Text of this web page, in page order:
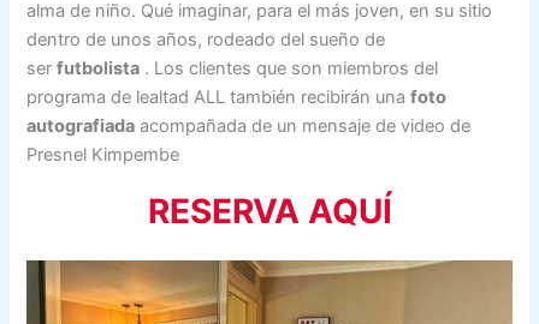
alma de niño. Qué imaginar, para el más joven, en su sitio
dentro de unos años, rodeado del sueño de
serfutbolista . Los clientes que son miembros del
programa de lealtad ALL también recibirán unafoto
autografiada acompañada de un mensaje de video de
Presnel Kimpembe
RESERVA AQUÍ